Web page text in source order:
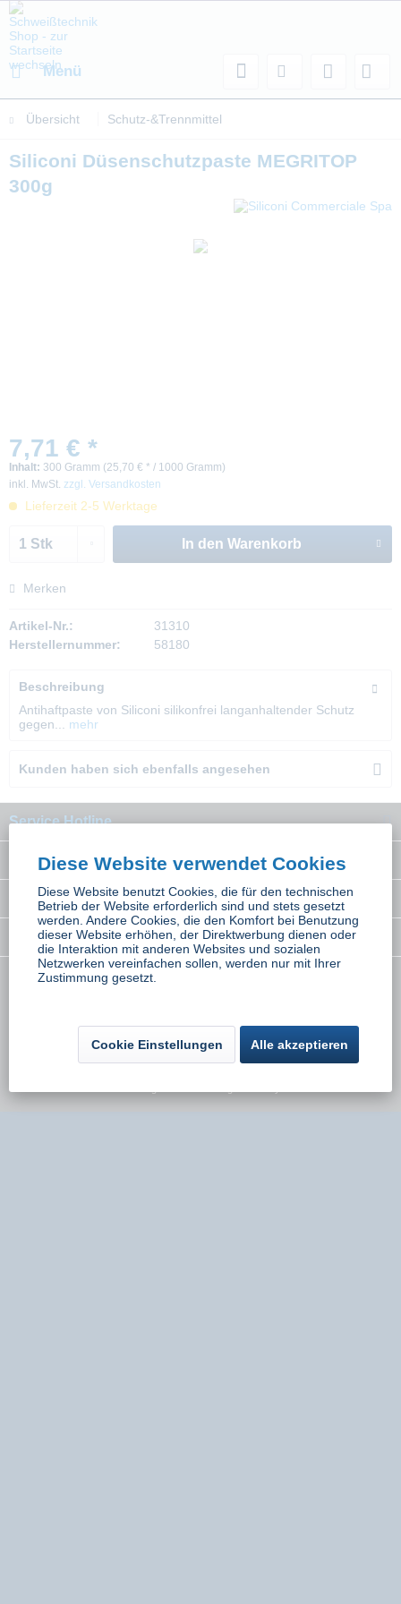
Menü
Übersicht Schutz-&Trennmittel
Siliconi Düsenschutzpaste MEGRITOP
300g
7,71 € *
Inhalt: 300 Gramm (25,70 € * / 1000 Gramm)
inkl. MwSt. zzgl. Versandkosten
Lieferzeit 2-5 Werktage
In den Warenkorb
Merken
Artikel-Nr.:
31310
Herstellernummer:
58180
Beschreibung
Antihaftpaste von Siliconi silikonfrei langanhaltender Schutz
gegen...
mehr
Kunden haben sich ebenfalls angesehen
Service Hotline
Interessantes
Rechtliches
Newsletter
* Alle Preise inkl. gesetzl. Mehrwertsteuer zzgl.
Kontakt Versand und Zahlungsbedingungen
Diese Website verwendet Cookies
Diese Website benutzt Cookies, die für den technischen
Betrieb der Website erforderlich sind und stets gesetzt
werden. Andere Cookies, die den Komfort bei Benutzung
dieser Website erhöhen, der Direktwerbung dienen oder
die Interaktion mit anderen Websites und sozialen
Netzwerken vereinfachen sollen, werden nur mit Ihrer
Zustimmung gesetzt.
Cookie Einstellungen Alle akzeptieren